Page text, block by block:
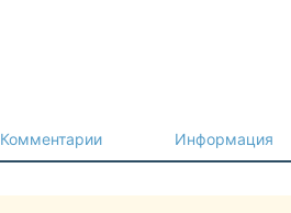
Комментарии Информация